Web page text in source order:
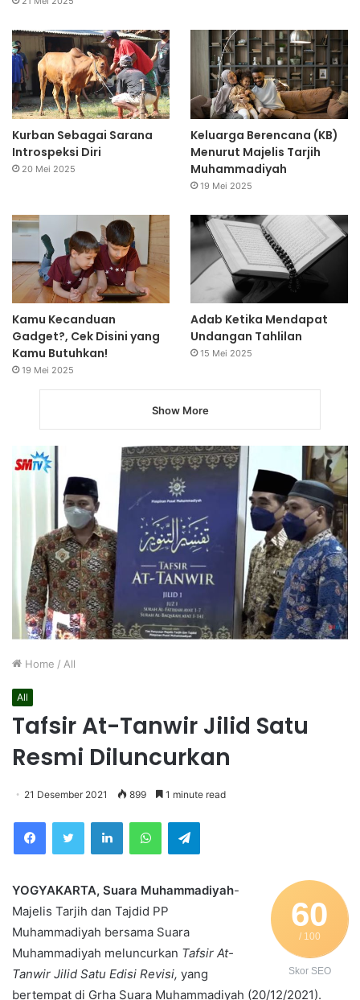
Home / All
All
Tafsir At-Tanwir Jilid Satu
Resmi Diluncurkan
21 Desember 2021 899 1 minute read
60
/ 100
Skor SEO
YOGYAKARTA, Suara Muhammadiyah-
Majelis Tarjih dan Tajdid PP
Muhammadiyah bersama Suara
Muhammadiyah meluncurkan Tafsir At-
Tanwir Jilid Satu Edisi Revisi, yang
bertempat di Grha Suara Muhammadiyah (20/12/2021).
Kurban Sebagai Sarana
Introspeksi Diri
20 Mei 2025
Keluarga Berencana (KB)
Menurut Majelis Tarjih
Muhammadiyah
19 Mei 2025
Kamu Kecanduan
Gadget?, Cek Disini yang
Kamu Butuhkan!
19 Mei 2025
Adab Ketika Mendapat
Undangan Tahlilan
15 Mei 2025
Show More